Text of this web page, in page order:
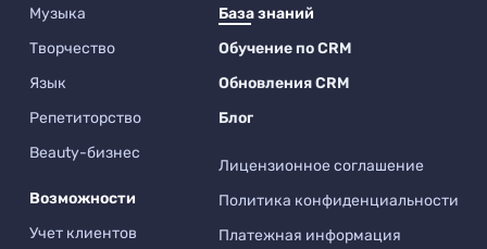
Музыка
Творчество
Язык
Репетиторство
Beauty-бизнес
Возможности
Учет клиентов
База знаний
Обучение по CRM
Обновления CRM
Блог
Лицензионное соглашение
Политика конфиденциальности
Платежная информация